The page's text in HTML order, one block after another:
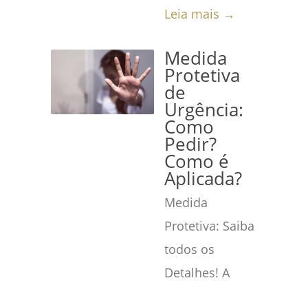
Leia mais →
Medida
Protetiva
de
Urgência:
Como
Pedir?
Como é
Aplicada?
Medida
Protetiva: Saiba
todos os
Detalhes! A